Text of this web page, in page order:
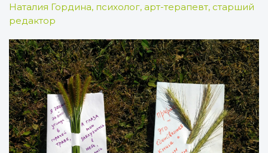
Наталия Гордина, психолог, арт-терапевт, старший
редактор